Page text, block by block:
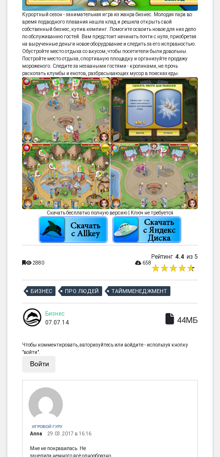
НОВОСТИ
Курортный сезон - занимательная игра из жанра бизнес. Молодая пара во
время подводного плавания нашла клад и решила открыть свой
собственный бизнес, купив кемпинг. Помогите освоить новое для них дело
по обслуживанию гостей. Вам предстоит начинать почти с нуля, приобретая
на вырученные деньги новое оборудование и следить за его исправностью.
Обустройте место отдыха со вкусом, чтобы посетители были довольны.
Постройте место отдыха, спортивную площадку и организуйте продажу
мороженого. Следите за незваными гостями - кроликами, не прочь
раскопать клумбы и енотов, разбрасывающих мусор в поисках еды.
Скачать бесплатно полную версию | Ключ не требуется
2880 658
Рейтинг 4.4 из 5
БИЗНЕС ПРО ЛЮДЕЙ ТАЙММЕНЕДЖМЕНТ
Бизнес
07.07.14
44МБ
Чтобы комментировать, авторизуйтесь или войдите - используя кнопку
"войти".
Войти
ИГРОВОЙ ГУРУ
Anna 29.03.2017 в 16:16
Мне не понравилась. Не
зацепила,немного всё однообразно.